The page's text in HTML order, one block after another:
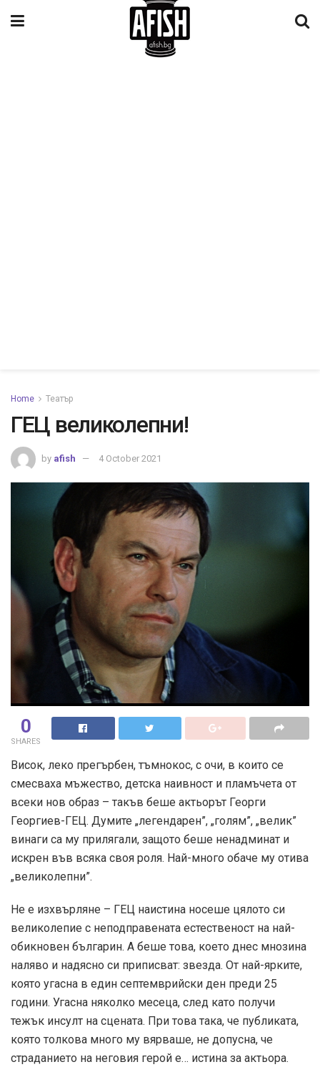
Home Театър
ГЕЦ великолепни!
by afish 4 October 2021
0
SHARES
Висок, леко прегърбен, тъмнокос, с очи, в които се
смесваха мъжество, детска наивност и пламъчета от
всеки нов образ – такъв беше актьорът Георги
Георгиев-ГЕЦ. Думите „легендарен”, „голям”, „велик”
винаги са му прилягали, защото беше ненадминат и
искрен във всяка своя роля. Най-много обаче му отива
„великолепни”.
Не е изхвърляне – ГЕЦ наистина носеше цялото си
великолепие с неподправената естественост на най-
обикновен българин. А беше това, което днес мнозина
наляво и надясно си приписват: звезда. От най-ярките,
която угасна в един септемврийски ден преди 25
години. Угасна няколко месеца, след като получи
тежък инсулт на сцената. При това така, че публиката,
която толкова много му вярваше, не допусна, че
страданието на неговия герой е… истина за актьора.